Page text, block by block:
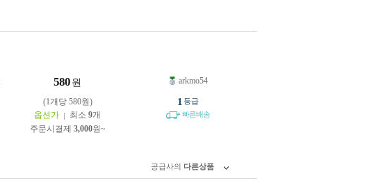
580 원
(1개당 580원)
옵션가
최소 9개
주문시결제 3,000원~
arkmo54
1 등급
빠른배송
공급사의 다른상품